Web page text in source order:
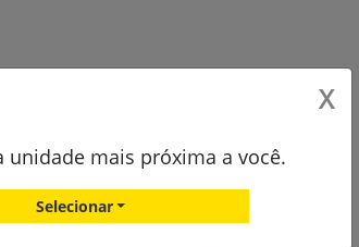
X
unidade mais próxima a você.
Selecionar